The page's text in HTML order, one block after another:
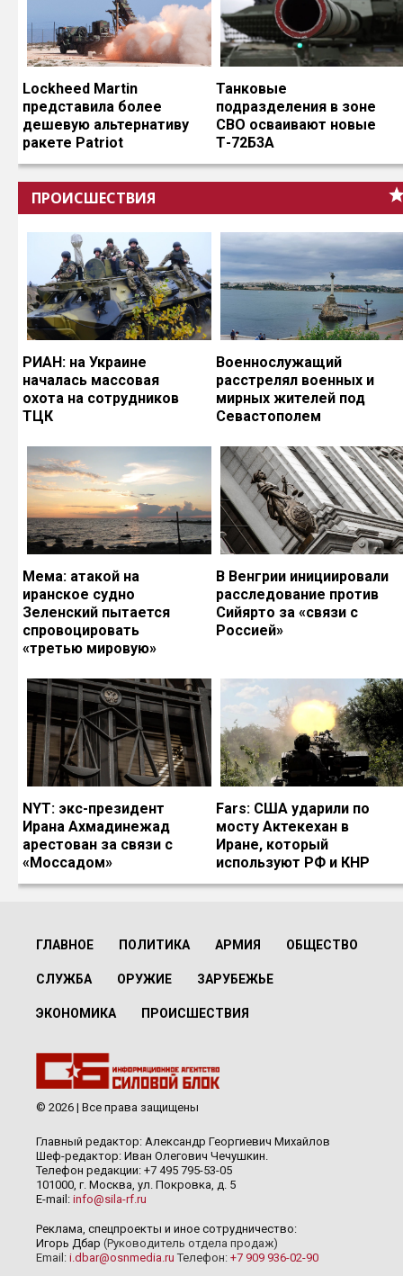
Lockheed Martin
представила более
дешевую альтернативу
ракете Patriot
Танковые
подразделения в зоне
СВО осваивают новые
Т-72Б3А
ПРОИСШЕСТВИЯ
РИАН: на Украине
началась массовая
охота на сотрудников
ТЦК
Военнослужащий
расстрелял военных и
мирных жителей под
Севастополем
Мема: атакой на
иранское судно
Зеленский пытается
спровоцировать
«третью мировую»
В Венгрии инициировали
расследование против
Сийярто за «связи с
Россией»
NYT: экс-президент
Ирана Ахмадинежад
арестован за связи с
«Моссадом»
Fars: США ударили по
мосту Актекехан в
Иране, который
используют РФ и КНР
ГЛАВНОЕ ПОЛИТИКА АРМИЯ ОБЩЕСТВО
СЛУЖБА ОРУЖИЕ ЗАРУБЕЖЬЕ
ЭКОНОМИКА ПРОИСШЕСТВИЯ
© 2026 | Все права защищены
Главный редактор: Александр Георгиевич Михайлов
Шеф-редактор: Иван Олегович Чечушкин.
Телефон редакции: +7 495 795-53-05
101000, г. Москва, ул. Покровка, д. 5
E-mail: info@sila-rf.ru
Реклама, спецпроекты и иное сотрудничество:
Игорь Дбар (Руководитель отдела продаж)
Email: i.dbar@osnmedia.ru Телефон: +7 909 936-02-90